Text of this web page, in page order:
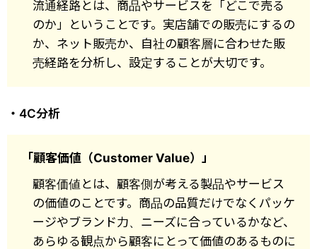
流通経路とは、商品やサービスを「どこで売る
のか」ということです。実店舗での販売にするの
か、ネット販売か、自社の顧客層に合わせた販
売経路を分析し、設定することが大切です。
・4C分析
「顧客価値（Customer Value）」
顧客価値とは、顧客側が考える製品やサービス
の価値のことです。商品の品質だけでなくパッケ
ージやブランド力、ニーズに合っているかなど、
あらゆる観点から顧客にとって価値のあるものに